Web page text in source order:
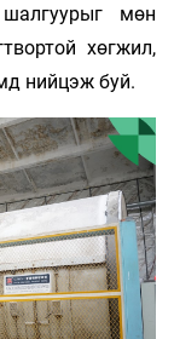
мөн
хөгжил,
нийцэж буй.